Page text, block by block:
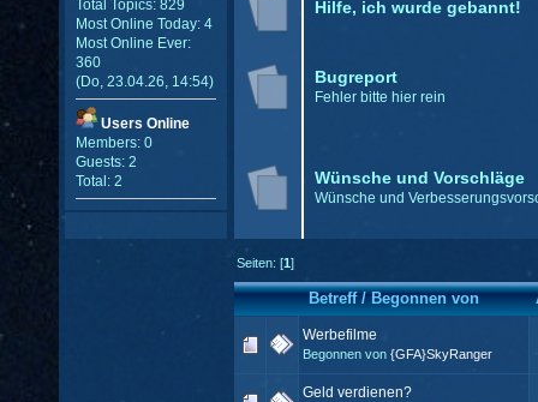
Total Topics: 829
Most Online Today: 4
Most Online Ever:
360
(Do, 23.04.26, 14:54)
Users Online
Members: 0
Guests: 2
Total: 2
Hilfe, ich wurde gebannt!
Bugreport
Fehler bitte hier rein
Wünsche und Vorschläge
Wünsche und
Seiten: [1]
Betreff/Begonnen von
Werbefilme
Begonnen von {GFA}SkyRanger
Geld verdienen?